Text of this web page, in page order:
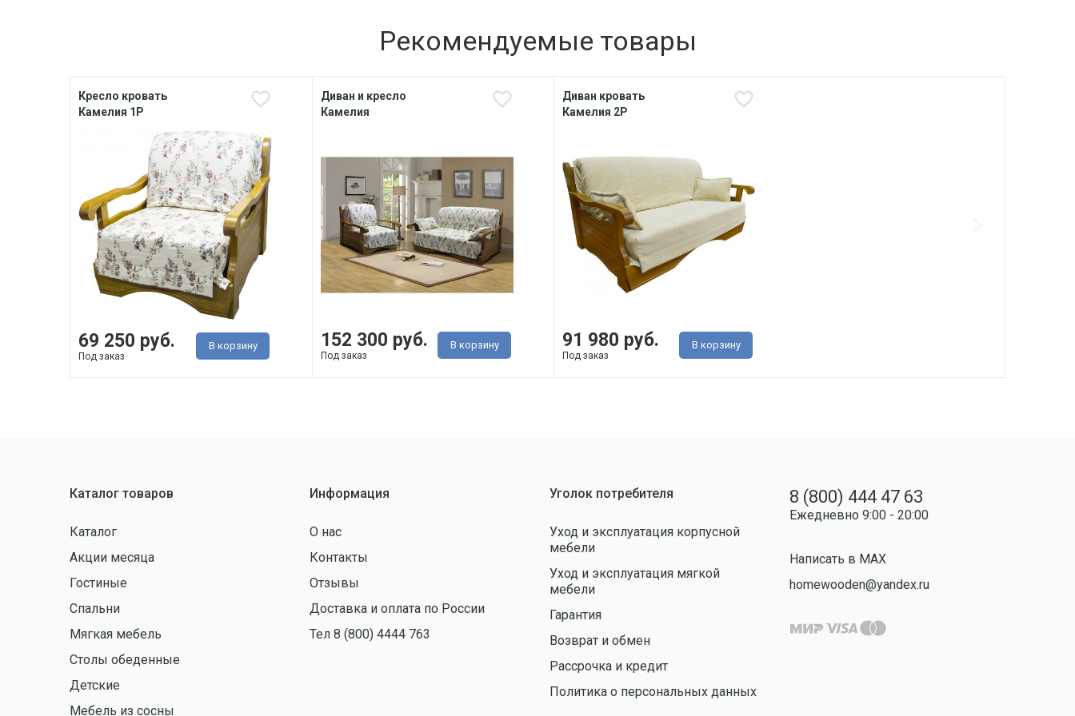
Рекомендуемые товары
Кресло кровать
Камелия 1Р
69 250 руб.
Под заказ
В корзину
Диван и кресло
Камелия
152 300 руб.
Под заказ
В корзину
Диван кровать
Камелия 2Р
91 980 руб.
Под заказ
В корзину
Каталог товаров
Каталог
Акции месяца
Гостиные
Спальни
Мягкая мебель
Столы обеденные
Детские
Мебель из сосны
Информация
О нас
Контакты
Отзывы
Доставка и оплата по России
Тел 8 (800) 4444 763
Уголок потребителя
Уход и эксплуатация корпусной
мебели
Уход и эксплуатация мягкой
мебели
Гарантия
Возврат и обмен
Рассрочка и кредит
Политика о персональных данных
8 (800) 444 47 63
Ежедневно 9:00 - 20:00
Написать в MAX
homewooden@yandex.ru